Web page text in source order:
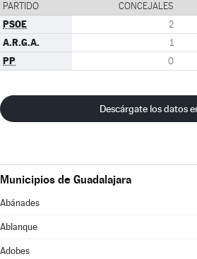
PARTIDO CONCEJALES
PSOE 2
A.R.G.A. 1
PP 0
Descárgate los datos
Municipios de Guadalajara
Abánades
Ablanque
Adobes